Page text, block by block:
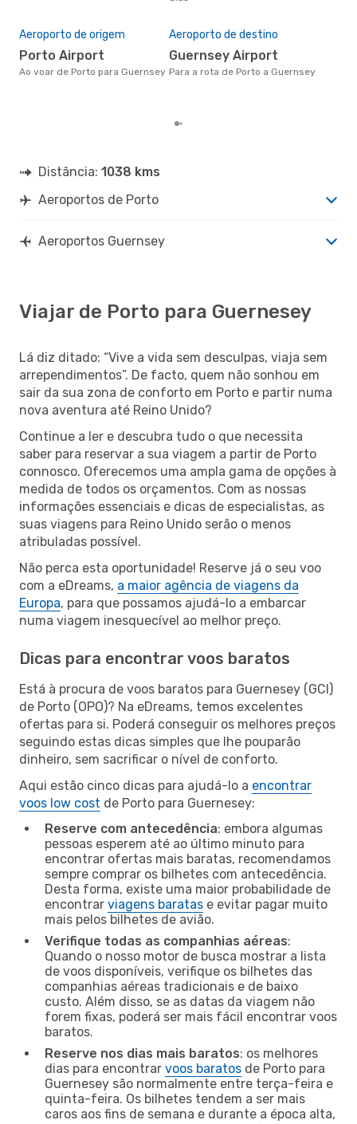
Aeroporto de origem
Porto Airport
Ao voar de Porto para Guernsey
Aeroporto de destino
Guernsey Airport
Para a rota de Porto a Guernsey
Distância: 1038 kms
Aeroportos de Porto
Aeroportos Guernsey
Viajar de Porto para Guernesey
Lá diz ditado: “Vive a vida sem desculpas, viaja sem
arrependimentos”. De facto, quem não sonhou em
sair da sua zona de conforto em Porto e partir numa
nova aventura até Reino Unido?
Continue a ler e descubra tudo o que necessita
saber para reservar a sua viagem a partir de Porto
connosco. Oferecemos uma ampla gama de opções à
medida de todos os orçamentos. Com as nossas
informações essenciais e dicas de especialistas, as
suas viagens para Reino Unido serão o menos
atribuladas possível.
Não perca esta oportunidade! Reserve já o seu voo
com a eDreams, a maior agência de viagens da
Europa, para que possamos ajudá-lo a embarcar
numa viagem inesquecível ao melhor preço.
Dicas para encontrar voos baratos
Está à procura de voos baratos para Guernesey (GCI)
de Porto (OPO)? Na eDreams, temos excelentes
ofertas para si. Poderá conseguir os melhores preços
seguindo estas dicas simples que lhe pouparão
dinheiro, sem sacrificar o nível de conforto.
Aqui estão cinco dicas para ajudá-lo a encontrar
voos low cost de Porto para Guernesey:
Reserve com antecedência: embora algumas
pessoas esperem até ao último minuto para
encontrar ofertas mais baratas, recomendamos
sempre comprar os bilhetes com antecedência.
Desta forma, existe uma maior probabilidade de
encontrar viagens baratas e evitar pagar muito
mais pelos bilhetes de avião.
Verifique todas as companhias aéreas:
Quando o nosso motor de busca mostrar a lista
de voos disponíveis, verifique os bilhetes das
companhias aéreas tradicionais e de baixo
custo. Além disso, se as datas da viagem não
forem fixas, poderá ser mais fácil encontrar voos
baratos.
Reserve nos dias mais baratos: os melhores
dias para encontrar voos baratos de Porto para
Guernesey são normalmente entre terça-feira e
quinta-feira. Os bilhetes tendem a ser mais
caros aos fins de semana e durante a época alta,